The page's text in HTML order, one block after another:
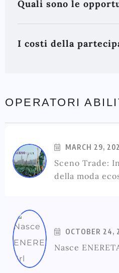
Quali sono le
I costi della
OPERATORI
MARCH 29,
Sceno Trade:
della moda
OCTOBER 24,
Nasce